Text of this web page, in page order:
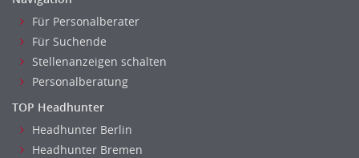
Für Personalberater
Für Suchende
Stellenanzeigen schalten
Personalberatung
TOP Headhunter
Headhunter Berlin
Headhunter Bremen